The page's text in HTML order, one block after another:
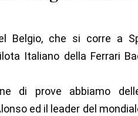
Belgio, che si corre a
Italiano della Ferrari
di prove abbiamo
ed il leader del